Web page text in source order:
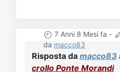
7 Anni 8 Mesi fa -
da macco83
Risposta da macco83
crollo Ponte Morandi